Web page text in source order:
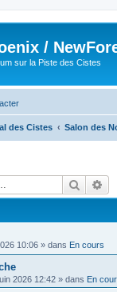
/
sur la Piste des Cistes
des Cistes Salon des
10:06 » dans En cours
2026 12:42 » dans En